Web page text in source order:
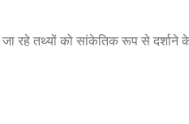
जा रहे तथ्यों को सांकेतिक रूप से